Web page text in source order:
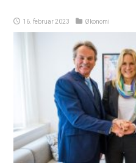
16. februar 2023 Økonomi